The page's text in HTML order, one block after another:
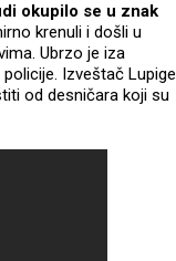
okupilo se u znak
krenuli i došli u
Ubrzo je iza
Izveštač Lupige
od desničara koji su